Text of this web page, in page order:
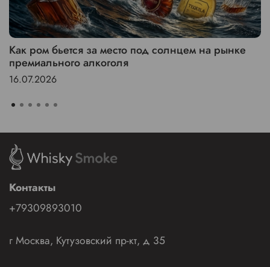
Как ром бьется за место под солнцем на рынке
премиального алкоголя
16.07.2026
Контакты
+79309893010
г Москва, Кутузовский пр-кт, д 35